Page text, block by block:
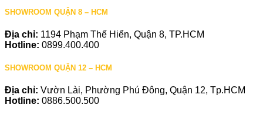
SHOWROOM QUẬN 8 – HCM
Địa chỉ: 1194 Phạm Thế Hiển, Quận 8, TP.HCM
Hotline: 0899.400.400
SHOWROOM QUẬN 12 – HCM
Địa chỉ: Vườn Lài, Phường Phú Đông, Quận 12, Tp.HCM
Hotline: 0886.500.500